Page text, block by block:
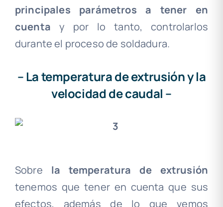
principales parámetros a tener en
cuenta y por lo tanto, controlarlos
durante el proceso de soldadura.
– La temperatura de extrusión y la
velocidad de caudal –
Sobre la temperatura de extrusión
tenemos que tener en cuenta que sus
efectos, además de lo que vemos